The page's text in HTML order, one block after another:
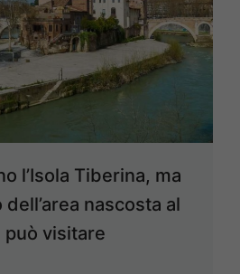
l’Isola Tiberina, ma
nascosta al
visitare